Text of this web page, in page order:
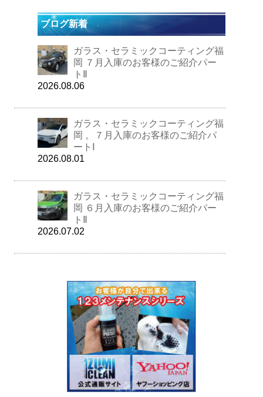
ブログ新着
ガラス・セラミックコーティング福
岡 ７月入庫のお客様のご紹介パー
トⅡ
2026.08.06
ガラス・セラミックコーティング福
岡 。７月入庫のお客様のご紹介パ
ートⅠ
2026.08.01
ガラス・セラミックコーティング福
岡 ６月入庫のお客様のご紹介パー
トⅡ
2026.07.02